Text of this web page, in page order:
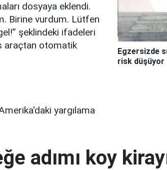
dosyaya eklendi.
Birine vurdum. Lütfen
şeklindeki ifadeleri
araçtan otomatik
yargılama
Egzersizde
risk düşüyor
adımı koy